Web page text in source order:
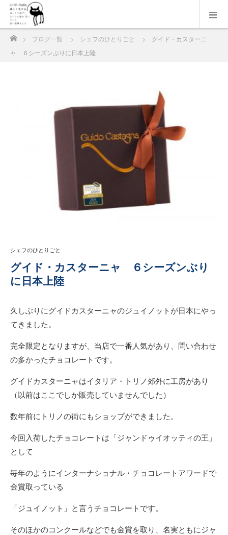
ブログ一覧 シェフのひとりごと
グイド・カスターニ
ャ ６シーズンぶりに日本上陸
シェフのひとりごと
グイド・カスターニャ ６シーズンぶり
に日本上陸
久しぶりにグイドカスターニャのジュイノットが日本にやっ
てきました。
完全限定となりますが、当店で一番人気があり、問い合わせ
の多かったチョコレートです。
グイドカスターニャはイタリア・トリノ郊外に工房があり
（以前はここでしか販売していませんでした）
数年前にトリノの街にもショップができました。
今回入荷したチョコレートは「ジャンドゥイオッティの王」
として
毎年のようにインターナショナル・チョコレートアワードで
金賞取っている
「ジュイノット」と言うチョコレートです。
そのほかのコンクールなどでも金賞を取り、名実ともにジャ